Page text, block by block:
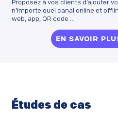
Proposez à vos clients d’ajouter
n’importe quel canal online et
web, app, QR code …
EN SAVOIR
Études de cas